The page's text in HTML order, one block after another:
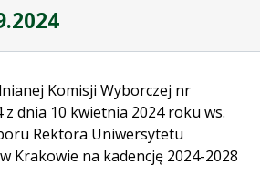
Komisji Wyborczej nr
z dnia 10 kwietnia 2024 roku ws.
Rektora Uniwersytetu
Krakowie na kadencję 2024-2028